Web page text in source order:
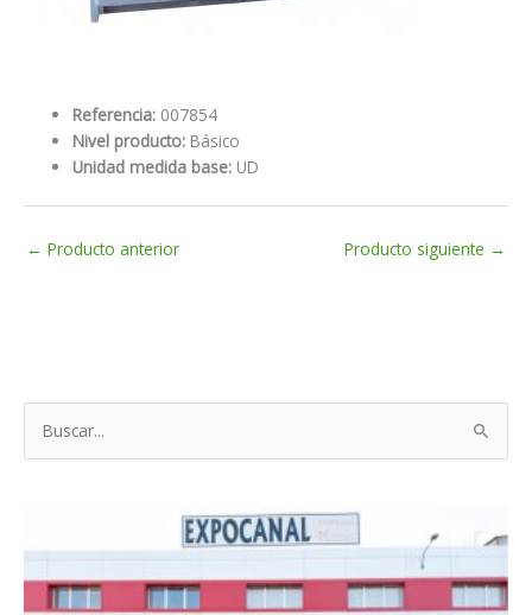
Referencia: 007854
Nivel producto: Básico
Unidad medida base: UD
← Producto anterior Producto siguiente →
r
p